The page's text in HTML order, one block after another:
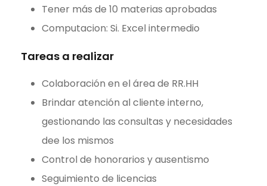
Tener más de 10 materias aprobadas
Computacion: Si. Excel intermedio
Tareas a realizar
Colaboración en el área de RR.HH
Brindar atención al cliente interno,
gestionando las consultas y necesidades
dee los mismos
Control de honorarios y ausentismo
Seguimiento de licencias